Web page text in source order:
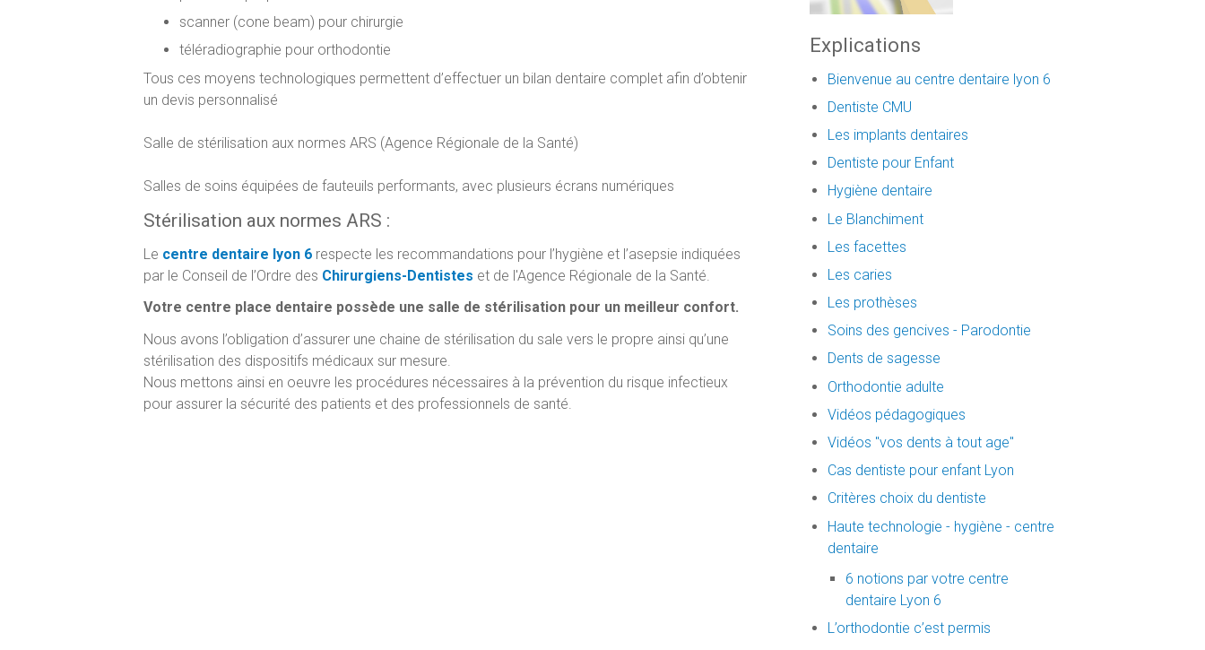
scanner (cone beam) pour chirurgie
téléradiographie pour orthodontie
Tous ces moyens technologiques permettent d’effectuer un bilan dentaire complet afin d’obtenir
un devis personnalisé
Salle de stérilisation aux normes ARS (Agence Régionale de la Santé)
Salles de soins équipées de fauteuils performants, avec plusieurs écrans numériques
Stérilisation aux normes ARS :
Le centre dentaire lyon 6 respecte les recommandations pour l’hygiène et l’asepsie indiquées
par le Conseil de l’Ordre des Chirurgiens-Dentistes et de l'Agence Régionale de la Santé.
Votre centre place dentaire possède une salle de stérilisation pour un meilleur confort.
Nous avons l’obligation d’assurer une chaine de stérilisation du sale vers le propre ainsi qu’une
stérilisation des dispositifs médicaux sur mesure.
Nous mettons ainsi en oeuvre les procédures nécessaires à la prévention du risque infectieux
pour assurer la sécurité des patients et des professionnels de santé.
Explications
Bienvenue au centre dentaire lyon 6
Dentiste CMU
Les implants dentaires
Dentiste pour Enfant
Hygiène dentaire
Le Blanchiment
Les facettes
Les caries
Les prothèses
Soins des gencives - Parodontie
Dents de sagesse
Orthodontie adulte
Vidéos pédagogiques
Vidéos "vos dents à tout age"
Cas dentiste pour enfant Lyon
Critères choix du dentiste
Haute technologie - hygiène - centre
dentaire
6 notions par votre centre
dentaire Lyon 6
L’orthodontie c’est permis